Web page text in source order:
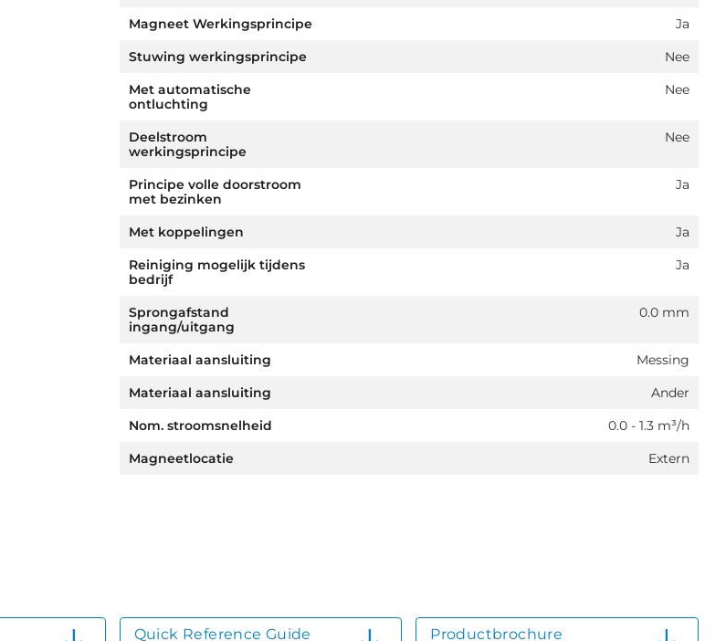
Magneet Werkingsprincipe
Ja
Stuwing werkingsprincipe
Nee
Met automatische
ontluchting
Nee
Deelstroom
werkingsprincipe
Nee
Principe volle doorstroom
met bezinken
Ja
Met koppelingen
Ja
Reiniging mogelijk tijdens
bedrijf
Ja
Sprongafstand
ingang/uitgang
0.0 mm
Materiaal aansluiting
Messing
Materiaal aansluiting
Ander
Nom. stroomsnelheid
0.0 - 1.3 m³/h
Magneetlocatie
Extern
Quick Reference Guide Productbrochure